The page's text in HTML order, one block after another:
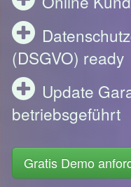
(DSGVO) ready
Update
betriebsgeführt
Gratis Demo